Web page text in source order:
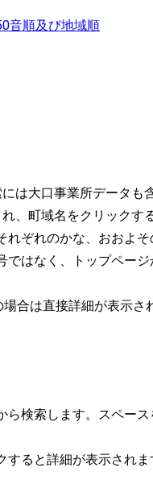
音順及び地域順
は大口事業所データも
町域名をクリックす
ぞれのかな、おおよそ
はなく、トップペー
合は直接詳細が表示さ
検索します。スペー
ると詳細が表示されま